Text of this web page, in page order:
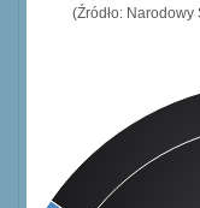
(Źródło: